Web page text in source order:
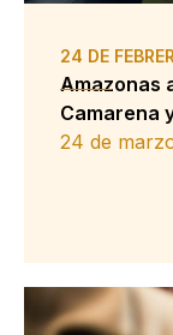
24 DE
Amazonas
Camarena
24 de